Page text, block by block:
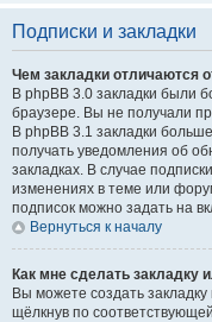
Подписки и закладки
Чем закладки отличаются
В phpBB 3.0 закладки были
браузере. Вы не получали
В phpBB 3.1 закладки
получать уведомления об
закладках. В случае
изменениях в теме или
подписок можно задать на
Вернуться к началу
Как мне сделать закладку
Вы можете создать
щёлкнув по